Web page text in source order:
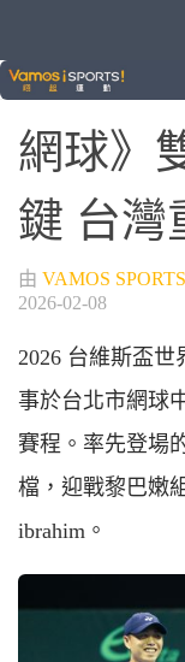
國際賽事 / 晚安體
網球》
鍵 台灣
由 VAMOS
2026-02-08
2026 台維斯盃
事於台北市網球
賽程。率先登場
檔，迎戰黎巴嫩
ibrahim。